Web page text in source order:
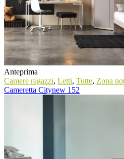
Anteprima
Camere ragazzi, Letti, Tutte, Zona
Cameretta Citynew 152